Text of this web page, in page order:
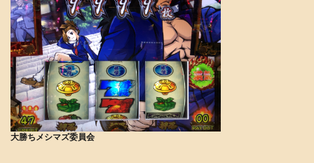
大勝ちメシマズ委員会